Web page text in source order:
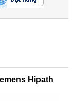
Hipath